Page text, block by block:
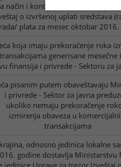
način i kontrolu obračuna i isplate
o izvršenoj uplati sredstava
plata za mesec oktobar
koja imaju prekoračenje roka
generisane mesečne
finansija i privrede - Sektoru za
pisanim putem obaveštavaju
i privrede - Sektor za javna
ukoliko nemaju prekoračenje
izmirenja obaveza u
transakcijama
odnosno jedinica lokalne
godine dostavlja Ministarstvu
jedinice Uprave za trezor Izveštaj